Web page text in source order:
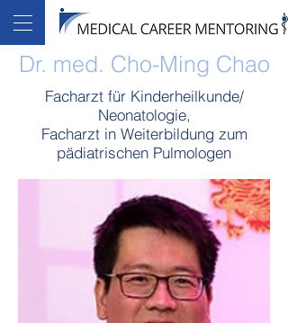
Dr. med. Cho-Ming Chao
Facharzt für Kinderheilkunde/
Neonatologie,
Facharzt in Weiterbildung zum
pädiatrischen Pulmologen